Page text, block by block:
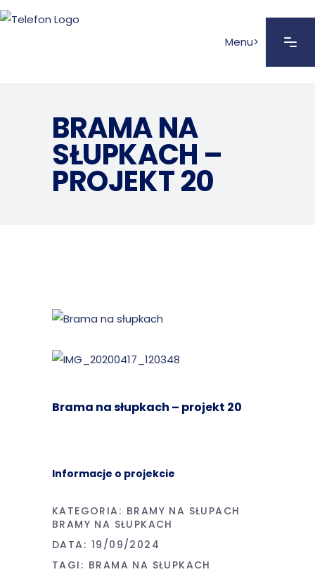
Menu>
BRAMA NA
SŁUPKACH –
PROJEKT 20
Brama na słupkach – projekt 20
Informacje o projekcie
KATEGORIA: BRAMY NA SŁUPACH
BRAMY NA SŁUPKACH
DATA: 19/09/2024
TAGI: BRAMA NA SŁUPKACH